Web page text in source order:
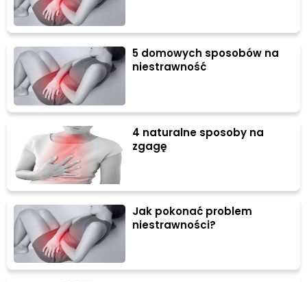
5 domowych sposobów na
niestrawność
4 naturalne sposoby na
zgagę
Jak pokonać problem
niestrawności?